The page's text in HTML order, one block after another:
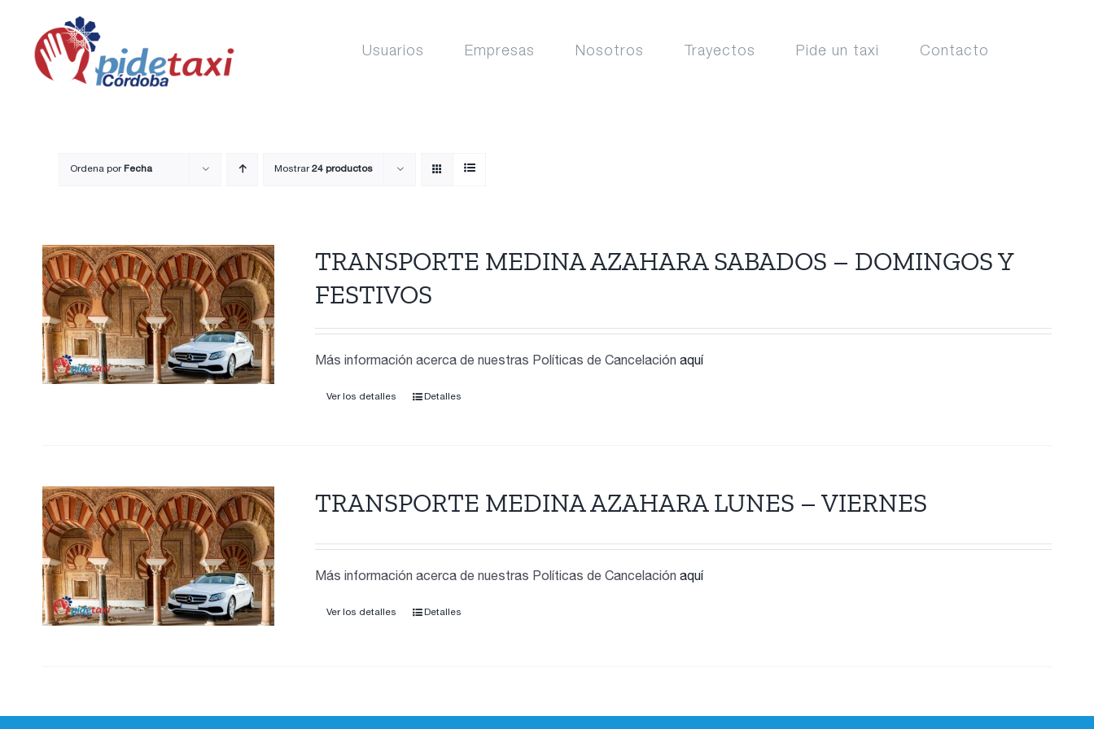
contenido
Usuarios Empresas Nosotros Trayectos Pide un taxi Contacto
Ordena por Fecha Mostrar24 productos
TRANSPORTE MEDINA AZAHARA SABADOS – DOMINGOS Y
FESTIVOS
Más información acerca de nuestras Políticas de Cancelación aquí
Ver los detalles Detalles
TRANSPORTE MEDINA AZAHARA LUNES – VIERNES
Más información acerca de nuestras Políticas de Cancelación aquí
Ver los detalles Detalles